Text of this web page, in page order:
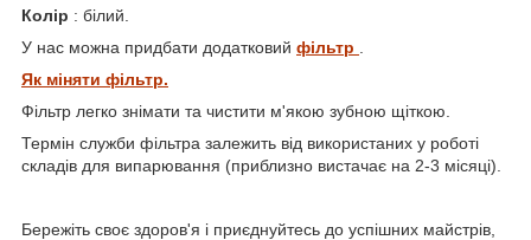
Колір : білий.
У нас можна придбати додатковий фільтр
Як міняти фільтр.
Фільтр легко знімати та чистити м'якою зубною щіткою.
Термін служби фільтра залежить від використаних у роботі
складів для випарювання (приблизно вистачає на 2-3 місяці).
Бережіть своє здоров'я і приєднуйтесь до успішних майстрів,